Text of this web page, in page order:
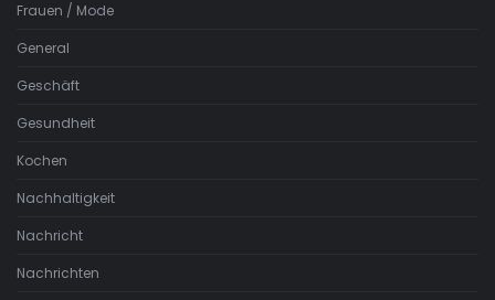
Frauen / Mode
General
Geschäft
Gesundheit
Kochen
Nachhaltigkeit
Nachricht
Nachrichten